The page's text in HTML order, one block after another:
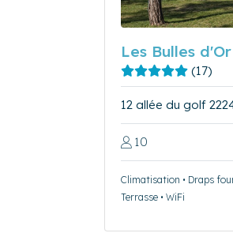
Les Bulles d'Or
(17)
12 allée du golf
10
Climatisation • Draps
Terrasse • WiFi